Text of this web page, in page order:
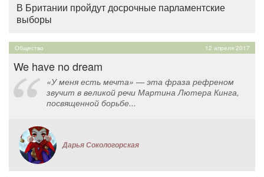
В Британии пройдут досрочные парламентские
выборы
Общество 12 апреля 2017
We have no dream
«У меня есть мечта» — эта фраза рефреном
звучит в великой речи Мартина Лютера Кинга,
посвященной борьбе...
Дарья Сокологорская